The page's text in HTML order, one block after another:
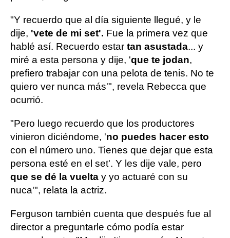
"Y recuerdo que al día siguiente llegué, y le
dije, 'vete de mi set'. Fue la primera vez que
hablé así. Recuerdo estar tan asustada... y
miré a esta persona y dije, 'que te jodan,
prefiero trabajar con una pelota de tenis. No te
quiero ver nunca más'", revela Rebecca que
ocurrió.
"Pero luego recuerdo que los productores
vinieron diciéndome, 'no puedes hacer esto
con el número uno. Tienes que dejar que esta
persona esté en el set'. Y les dije vale, pero
que se dé la vuelta y yo actuaré con su
nuca'", relata la actriz.
Ferguson también cuenta que después fue al
director a preguntarle cómo podía estar